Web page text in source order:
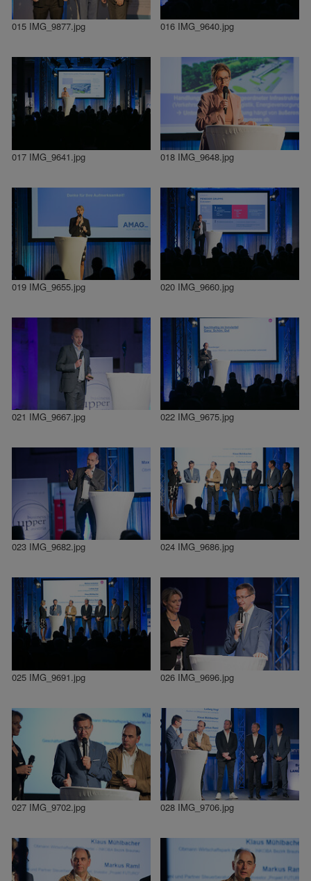
015 IMG_9877.jpg 016 IMG_9640.jpg
017 IMG_9641.jpg 018 IMG_9648.jpg
019 IMG_9655.jpg 020 IMG_9660.jpg
021 IMG_9667.jpg 022 IMG_9675.jpg
023 IMG_9682.jpg 024 IMG_9686.jpg
025 IMG_9691.jpg 026 IMG_9696.jpg
027 IMG_9702.jpg 028 IMG_9706.jpg